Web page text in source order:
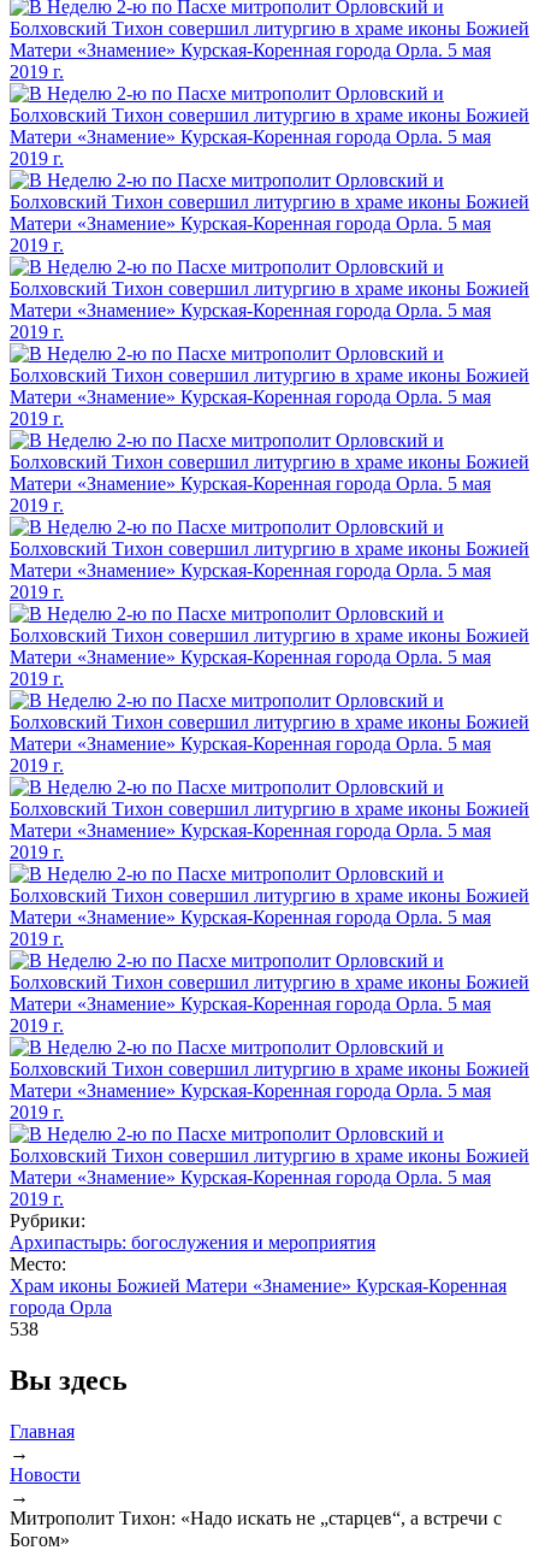
Рубрики:
Архипастырь: богослужения и мероприятия
Место:
Храм иконы Божией Матери «Знамение» Курская-Коренная
города Орла
538
Вы здесь
Главная
→
Новости
→
Митрополит Тихон: «Надо искать не „старцев“, а встречи с
Богом»